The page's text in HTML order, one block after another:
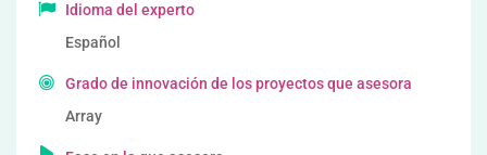
Idioma del experto
Español
Grado de innovación de los proyectos que asesora
Array